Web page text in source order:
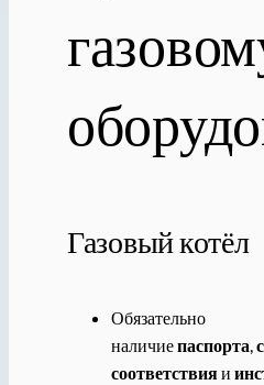
Газовый котёл
Обязательно
наличиепаспорта,
соответствияи